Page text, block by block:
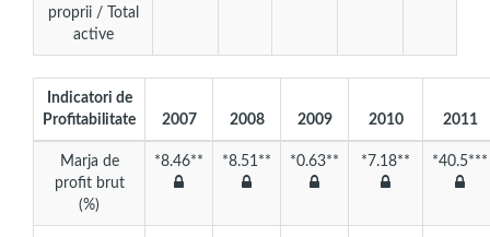
proprii / Total
active
Indicatori de
Profitabilitate
2007 2008 2009 2010 2011
Marja de
profit brut
(%)
*8.46** *8.51** *0.63** *7.18** *40.5***